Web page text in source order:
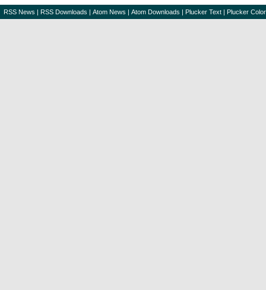
RSS News | RSS Downloads | Atom News | Atom Downloads | Plucker Text | Plucker Color